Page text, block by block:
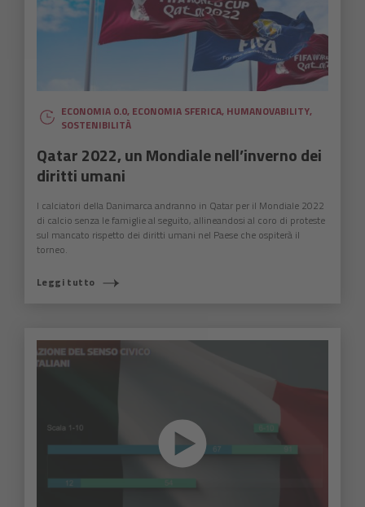
ECONOMIA 0.0, ECONOMIA SFERICA, HUMANOVABILITY,
SOSTENIBILITÀ
Qatar 2022, un Mondiale nell’inverno dei
diritti umani
I calciatori della Danimarca andranno in Qatar per il Mondiale 2022
di calcio senza le famiglie al seguito, allineandosi al coro di proteste
sul mancato rispetto dei diritti umani nel Paese che ospiterà il
torneo.
Leggi tutto